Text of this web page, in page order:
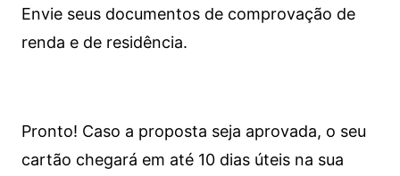
Envie seus documentos de comprovação de
renda e de residência.
Pronto! Caso a proposta seja aprovada, o seu
cartão chegará em até 10 dias úteis na sua